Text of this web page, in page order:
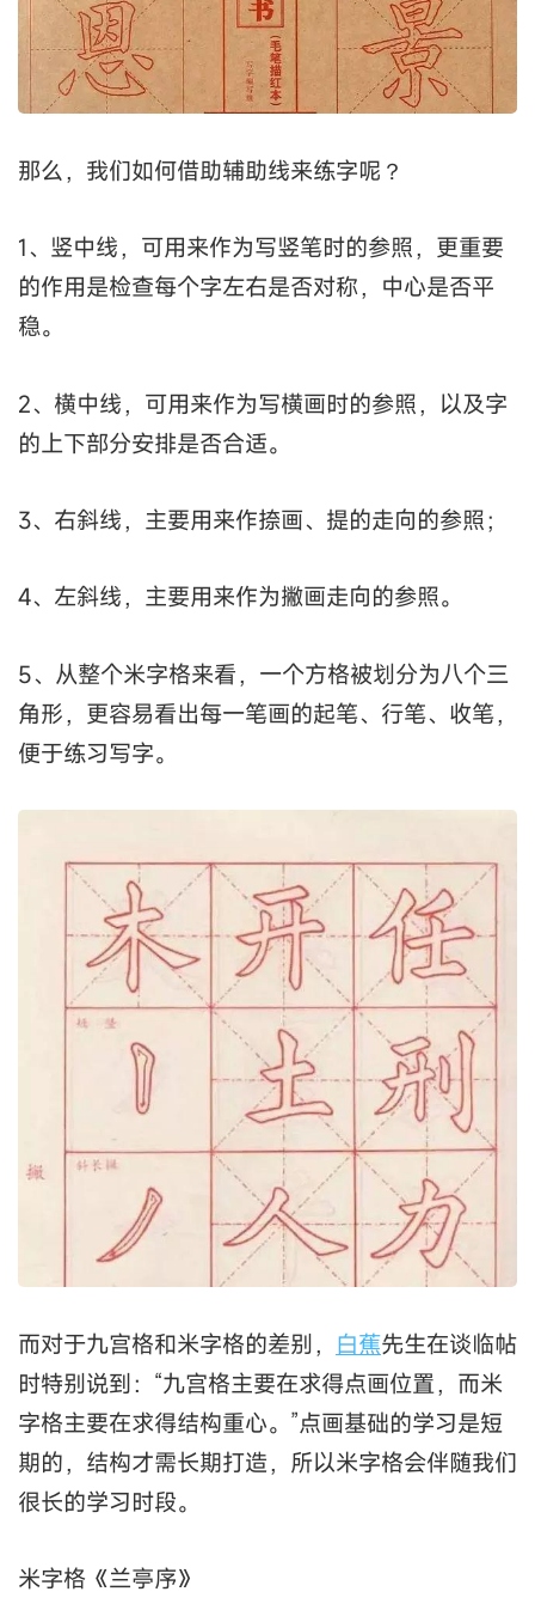
那么，我们如何借助辅助线来练字呢？
1、竖中线，可用来作为写竖笔时的参照，更重要
的作用是检查每个字左右是否对称，中心是否平
稳。
2、横中线，可用来作为写横画时的参照，以及字
的上下部分安排是否合适。
3、右斜线，主要用来作捺画、提的走向的参照；
4、左斜线，主要用来作为撇画走向的参照。
5、从整个米字格来看，一个方格被划分为八个三
角形，更容易看出每一笔画的起笔、行笔、收笔，
便于练习写字。
而对于九宫格和米字格的差别， 白蕉先生在谈临帖
时特别说到：“九宫格主要在求得点画位置，而米
字格主要在求得结构重心。”点画基础的学习是短
期的，结构才需长期打造，所以米字格会伴随我们
很长的学习时段。
米字格《兰亭序》